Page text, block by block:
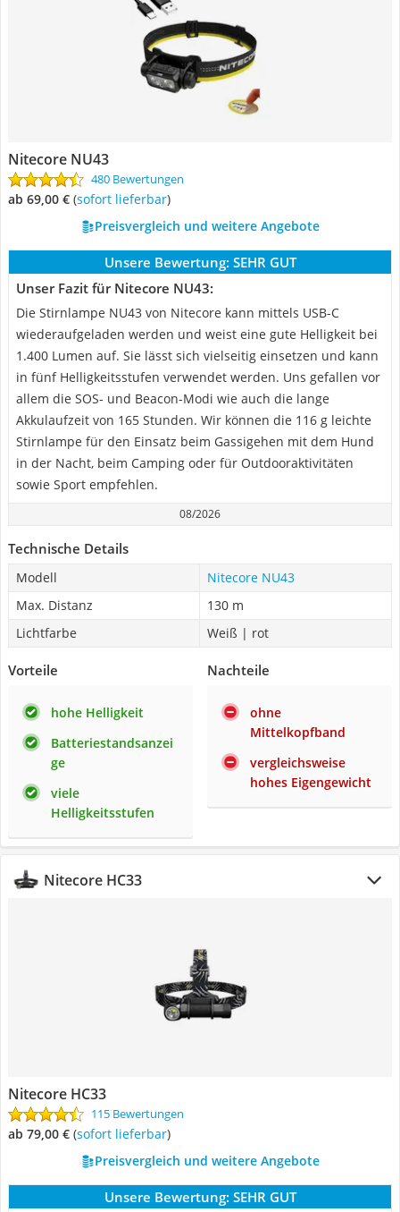
Nitecore NU43
480 Bewertungen
ab 69,00 € ( Sofort lieferbar)
Preisvergleich und weitere Angebote
Unsere Bewertung: SEHR GUT
Unser Fazit für Nitecore NU43:
Die Stirnlampe NU43 von Nitecore kann mittels USB-C
wiederaufgeladen werden und weist eine gute Helligkeit bei
1.400 Lumen auf. Sie lässt sich vielseitig einsetzen und kann
in fünf Helligkeitsstufen verwendet werden. Uns gefallen vor
allem die SOS- und Beacon-Modi wie auch die lange
Akkulaufzeit von 165 Stunden. Wir können die 116 g leichte
Stirnlampe für den Einsatz beim Gassigehen mit dem Hund
in der Nacht, beim Camping oder für Outdooraktivitäten
sowie Sport empfehlen.
08/2026
Technische Details
Modell
Nitecore NU43
Max. Distanz
130 m
Lichtfarbe
Weiß | rot
Vorteile
hohe Helligkeit
Batteriestandsanzei
ge
viele
Helligkeitsstufen
Nachteile
ohne
Mittelkopfband
vergleichsweise
hohes Eigengewicht
Nitecore HC33
Nitecore HC33
115 Bewertungen
ab 79,00 € ( Sofort lieferbar)
Preisvergleich und weitere Angebote
Unsere Bewertung: SEHR GUT